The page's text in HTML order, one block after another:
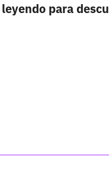
leyendo para